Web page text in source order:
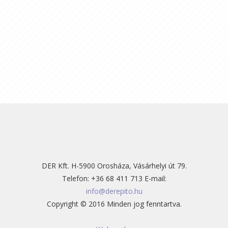
DER Kft. H-5900 Orosháza, Vásárhelyi út 79.
Telefon: +36 68 411 713 E-mail:
info@derepito.hu
Copyright © 2016 Minden jog fenntartva.